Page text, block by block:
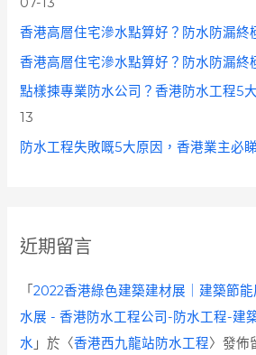
香港高層住宅滲水點算好？防水防漏終
香港高層住宅滲水點算好？防水防漏終
點樣揀專業防水公司？香港防水工程5
13
防水工程失敗嘅5大原因，香港業主必睇
近期留言
「2022香港綠色建築建材展｜建築節
水展 - 香港防水工程公司-防水工程-建
水 」於〈香港西九龍站防水工程〉發佈